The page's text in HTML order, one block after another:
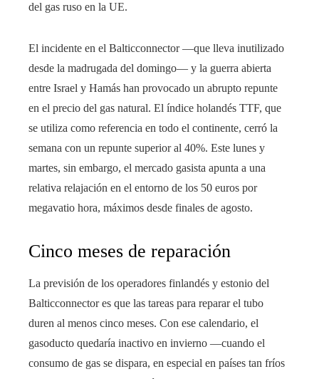
del gas ruso en la UE.
El incidente en el Balticconnector —que lleva inutilizado
desde la madrugada del domingo— y la guerra abierta
entre Israel y Hamás han provocado un abrupto repunte
en el precio del gas natural. El índice holandés TTF, que
se utiliza como referencia en todo el continente, cerró la
semana con un repunte superior al 40%. Este lunes y
martes, sin embargo, el mercado gasista apunta a una
relativa relajación en el entorno de los 50 euros por
megavatio hora, máximos desde finales de agosto.
Cinco meses de reparación
La previsión de los operadores finlandés y estonio del
Balticconnector es que las tareas para reparar el tubo
duren al menos cinco meses. Con ese calendario, el
gasoducto quedaría inactivo en invierno —cuando el
consumo de gas se dispara, en especial en países tan fríos